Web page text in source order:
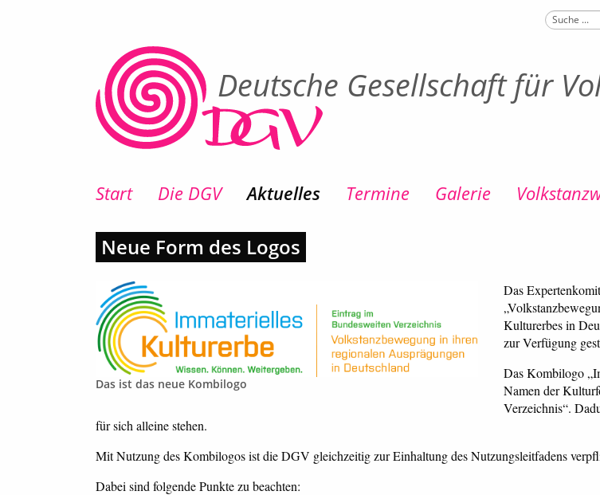
Deutsche Gesellschaft für
Start Die DGV Aktuelles Termine Galerie
Neue Form des Logos
Das ist das neue Kombilogo
Das
Kulturerbes in
zur Verfügung
Das Kombilogo
Namen der
Verzeichnis“.
für sich alleine stehen.
Mit Nutzung des Kombilogos ist die DGV gleichzeitig zur Einhaltung des Nutzungsleitfadens
Dabei sind folgende Punkte zu beachten: